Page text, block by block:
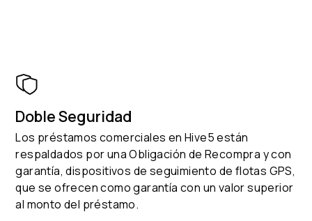
Doble Seguridad
Los préstamos comerciales en Hive5 están
respaldados por una Obligación de Recompra y con
garantía, dispositivos de seguimiento de flotas GPS,
que se ofrecen como garantía con un valor superior
al monto del préstamo.